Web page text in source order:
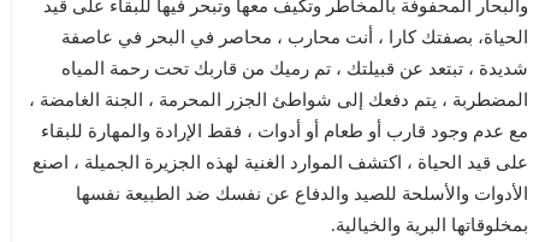
والبحار المحفوفة بالمخاطر وتكيف معها وتبحر فيها للبقاء على قيد
الحياة، بصفتك كارا ، أنت محارب ، محاصر في البحر في عاصفة
شديدة ، تبتعد عن قبيلتك ، تم رميك من قاربك تحت رحمة المياه
المضطربة ، يتم دفعك إلى شواطئ الجزر المحرمة ، الجنة الغامضة ،
مع عدم وجود قارب أو طعام أو أدوات ، فقط الإرادة والمهارة للبقاء
على قيد الحياة ، اكتشف الموارد الغنية لهذه الجزيرة الجميلة ، اصنع
الأدوات والأسلحة للصيد والدفاع عن نفسك ضد الطبيعة نفسها
بمخلوقاتها البرية والخيالية.